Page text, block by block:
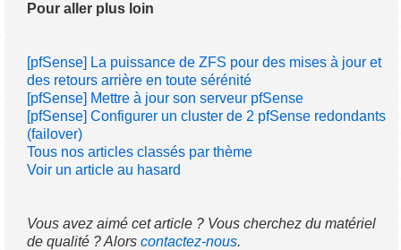
Pour aller plus loin
[pfSense] La puissance de ZFS pour des mises à jour et
des retours arrière en toute sérénité
[pfSense] Mettre à jour son serveur pfSense
[pfSense] Configurer un cluster de 2 pfSense redondants
(failover)
Tous nos articles classés par thème
Voir un article au hasard
Vous avez aimé cet article ? Vous cherchez du matériel
de qualité ? Alorscontactez-nous.